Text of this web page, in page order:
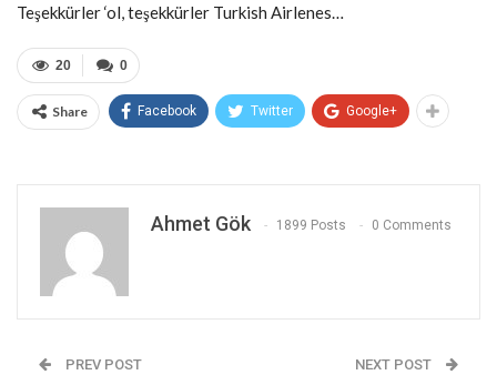
Teşekkürler ‘ol, teşekkürler Turkish Airlenes…
0
20
Share Facebook Twitter Google+
Ahmet Gök 1899 Posts 0 Comments
PREV POST NEXT POST